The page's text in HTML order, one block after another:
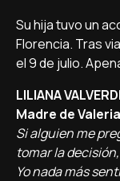
Su hija tuvo un
Florencia. Tras
el 9 de julio.
LILIANA
Madre de Valeria
Si alguien me
tomar la
Yo nada más